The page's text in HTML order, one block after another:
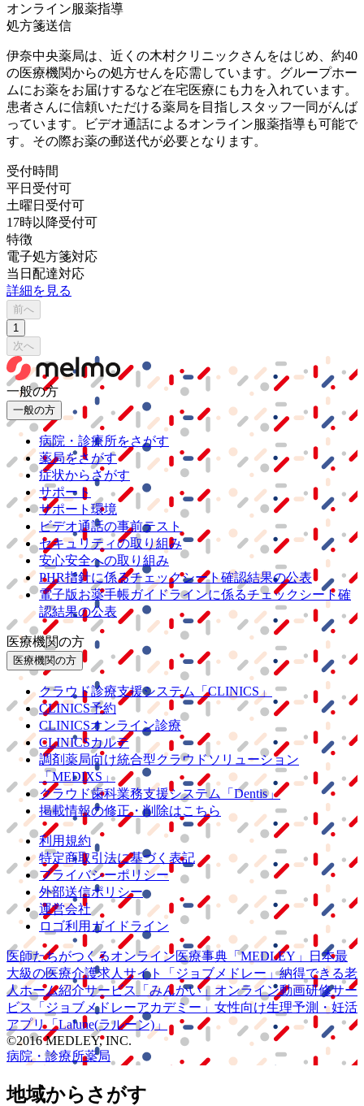
オンライン服薬指導
処方箋送信
伊奈中央薬局は、近くの木村クリニックさんをはじめ、約40
の医療機関からの処方せんを応需しています。グループホー
ムにお薬をお届けするなど在宅医療にも力を入れています。
患者さんに信頼いただける薬局を目指しスタッフ一同がんば
っています。ビデオ通話によるオンライン服薬指導も可能で
す。その際お薬の郵送代が必要となります。
受付時間
平日受付可
土曜日受付可
17時以降受付可
特徴
電子処方箋対応
当日配達対応
詳細を見る
前へ
1
次へ
一般の方
一般の方
病院・診療所をさがす
薬局をさがす
症状からさがす
サポート
サポート環境
ビデオ通話の事前テスト
セキュリティの取り組み
安心安全への取り組み
PHR指針に係るチェックシート確認結果の公表
電子版お薬手帳ガイドラインに係るチェックシート確
認結果の公表
医療機関の方
医療機関の方
クラウド診療支援システム
「CLINICS」
CLINICS予約
CLINICSオンライン診療
CLINICSカルテ
調剤薬局向け統合型クラウドソリューション
「MEDIXS」
クラウド歯科業務支援システム
「Dentis」
掲載情報の修正・削除はこちら
利用規約
特定商取引法に基づく表記
プライバシーポリシー
外部送信ポリシー
運営会社
ロゴ利用ガイドライン
医師たちがつくるオンライン医療事典 「MEDLEY」
日本最
大級の医療介護求人サイト 「ジョブメドレー」納得できる老
人ホーム紹介サービス
「みんかい」 オンライン動画研修サー
ビス
「ジョブメドレーアカデミー」 女性向け生理予測・妊活
アプリ「Lalune(ラルーン)」
©2016 MEDLEY, INC.
病院・診療所薬局
地域からさがす